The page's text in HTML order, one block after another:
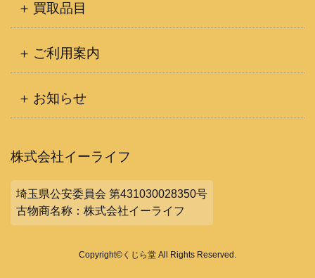
買取品目
ご利用案内
お知らせ
株式会社イーライフ
埼玉県公安委員会 第431030028350号
古物商名称：株式会社イーライフ
Copyright©くじら堂 All Rights Reserved.